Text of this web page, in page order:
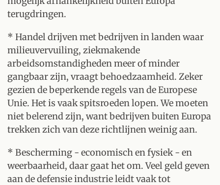
terugdringen.
* Handel drijven met bedrijven in landen waar
milieuvervuiling, ziekmakende
arbeidsomstandigheden meer of minder
gangbaar zijn, vraagt behoedzaamheid. Zeker
gezien de beperkende regels van de Europese
Unie. Het is vaak spitsroeden lopen. We moeten
niet belerend zijn, want bedrijven buiten Europa
trekken zich van deze richtlijnen weinig aan.
* Bescherming - economisch en fysiek - en
weerbaarheid, daar gaat het om. Veel geld geven
aan de defensie industrie leidt vaak tot